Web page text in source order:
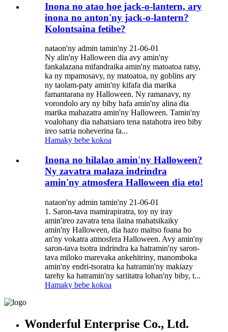
Inona no atao hoe jack-o-lantern, ary
inona no anton'ny jack-o-lantern?
Kolontsaina fetibe?
nataon'ny admin tamin'ny 21-06-01
Ny alin'ny Halloween dia avy amin'ny
fankalazana mifandraika amin'ny matoatoa ratsy,
ka ny mpamosavy, ny matoatoa, ny goblins ary
ny taolam-paty amin'ny kifafa dia marika
famantarana ny Halloween. Ny ramanavy, ny
vorondolo ary ny biby hafa amin'ny alina dia
marika mahazatra amin'ny Halloween. Tamin'ny
voalohany dia nahatsiaro tena natahotra ireo biby
ireo satria noheverina fa...
Hamaky bebe kokoa
Inona no hilalao amin'ny Halloween?
Ny zavatra malaza indrindra
amin'ny atmosfera Halloween dia eto!
nataon'ny admin tamin'ny 21-06-01
1. Saron-tava mamirapiratra, toy ny iray
amin'ireo zavatra tena ilaina mahatsikaiky
amin'ny Halloween, dia hazo maitso foana ho
an'ny vokatra atmosfera Halloween. Avy amin'ny
saron-tava tsotra indrindra ka hatramin'ny saron-
tava miloko marevaka ankehitriny, manomboka
amin'ny endri-tsoratra ka hatramin'ny makiazy
tarehy ka hatramin'ny sariitatra lohan'ny biby, t...
Hamaky bebe kokoa
Wonderful Enterprise Co., Ltd.